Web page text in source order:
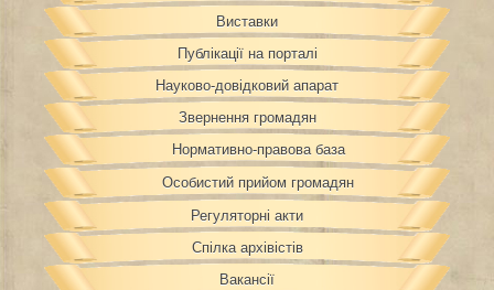
Виставки
Публікації на порталі
Науково-довідковий апарат
Звернення громадян
Нормативно-правова база
Особистий прийом громадян
Регуляторні акти
Спілка архівістів
Вакансії